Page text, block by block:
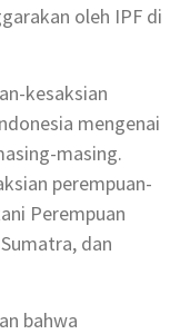
oleh IPF di
kesaksian
mengenai
masing.
perempuan-
Perempuan
dan
bahwa